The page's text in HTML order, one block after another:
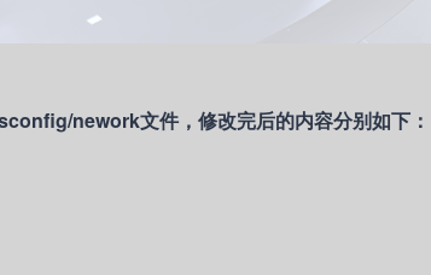
nework文件，修改完后的内容分别如下：